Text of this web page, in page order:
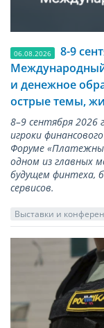
06.08.2026
8-9
и денежное
острые темы,
8–9 сентября 2026
игроки
Форуме
одном из главных
будущем финтеха,
сервисов.
Выставки и